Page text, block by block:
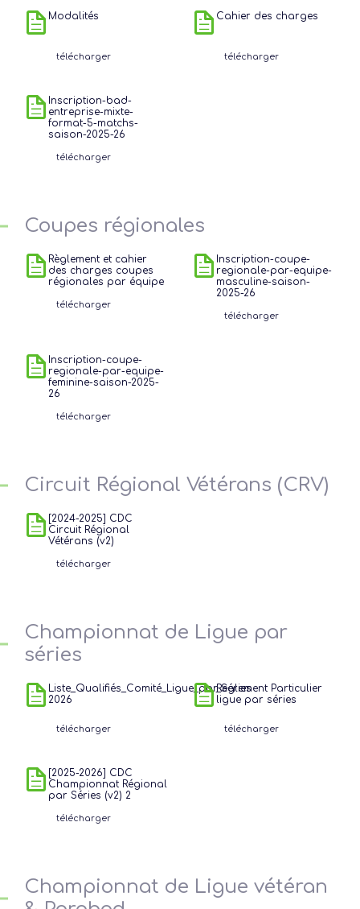
Modalités
télécharger
Cahier des charges
télécharger
Inscription-bad-
entreprise-mixte-
format-5-matchs-
saison-2025-26
télécharger
Coupes régionales
Règlement et cahier
des charges coupes
régionales par équipe
télécharger
Inscription-coupe-
regionale-par-equipe-
masculine-saison-
2025-26
télécharger
Inscription-coupe-
regionale-par-equipe-
feminine-saison-2025-
26
télécharger
Circuit Régional Vétérans (CRV)
[2024-2025] CDC
Circuit Régional
Vétérans (v2)
télécharger
Championnat de Ligue par
séries
Liste_Qualifiés_Comité_Ligue_par_Séries
2026
télécharger
Reglement Particulier
ligue par séries
télécharger
[2025-2026] CDC
Championnat Régional
par Séries (v2) 2
télécharger
Championnat de Ligue vétéran